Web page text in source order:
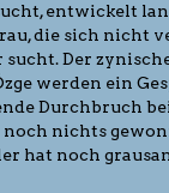
entwickelt
die sich nicht
Der
werden ein
Durchbruch
nichts
hat noch